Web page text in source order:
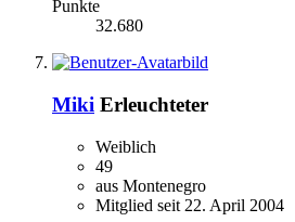
Punkte
32.680
Miki Erleuchteter
Weiblich
49
aus Montenegro
Mitglied seit 22. April 2004